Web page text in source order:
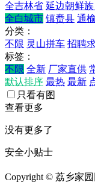
全吉林省 延边朝鲜族
全白城市 镇赉县 通
分类：
不限 灵山拼车 招聘
标签：
不限 全新 厂家直供
默认排序 最热 最新
只看有图
查看更多
没有更多了
安全小贴士
Copyright © 荔乡家